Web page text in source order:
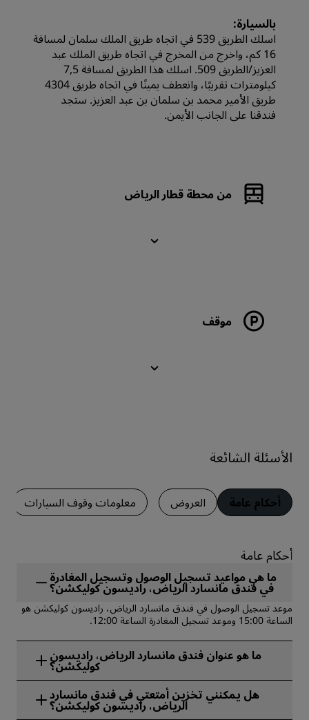
بالسيارة:
اسلك الطريق 539 في اتجاه طريق الملك سلمان لمسافة
16 كم، واخرج من المخرج في اتجاه طريق الملك عبد
العزيز/الطريق 509. اسلك هذا الطريق لمسافة 7,5
كيلومترات تقريبًا، وانعطف يمينًا في اتجاه طريق 4304
طريق الأمير محمد بن سلمان بن عبد العزيز. ستجد
فندقنا على الجانب الأيمن.
من محطة قطار الرياض
موقف
الأسئلة الشائعة
أحكام عامة العروض معلومات وقوف السيارات
أحكام عامة
ما هي مواعيد تسجيل الوصول وتسجيل المغادرة
في فندق مانسارد الرياض، راديسون كوليكشن؟
موعد تسجيل الوصول في فندق مانسارد الرياض، راديسون كوليكشن هو
الساعة 15:00 وموعد تسجيل المغادرة الساعة 12:00.
ما هو عنوان فندق مانسارد الرياض، راديسون
كوليكشن؟
Mohammed Ibn Salman Ibn Abdulaziz Road والرياض والمملكة
هل يمكنني تخزين أمتعتي في فندق مانسارد
الرياض، راديسون كوليكشن؟